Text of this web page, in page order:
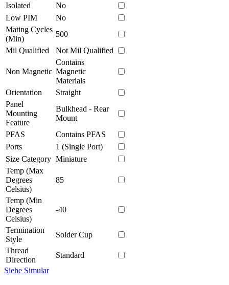
Isolated
No
Low PIM
No
Mating Cycles
(Min)
500
Mil Qualified
Not Mil Qualified
Non Magnetic
Contains
Magnetic
Materials
Orientation
Straight
Panel
Mounting
Feature
Bulkhead - Rear
Mount
PFAS
Contains PFAS
Ports
1 (Single Port)
Size Category Miniature
Temp (Max
Degrees
Celsius)
85
Temp (Min
Degrees
Celsius)
-40
Termination
Style
Solder Cup
Thread
Direction
Standard
Siehe Simular